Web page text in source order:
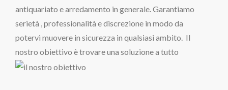
antiquariato e arredamento in generale. Garantiamo
serietà , professionalità e discrezione in modo da
potervi muovere in sicurezza in qualsiasi ambito. Il
nostro obiettivo è trovare una soluzione a tutto